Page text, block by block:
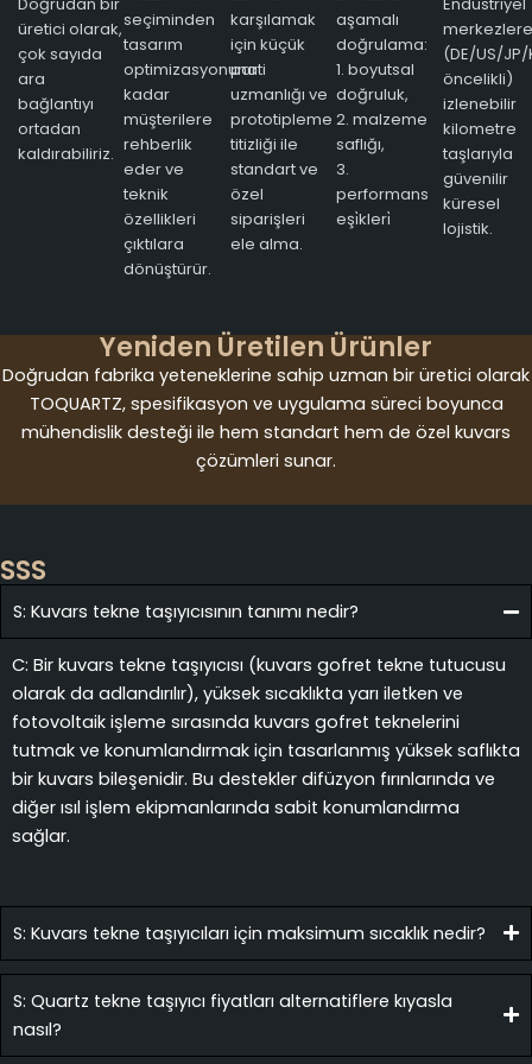
üretici olarak,
çok sayıda
ara
bağlantıyı
ortadan
kaldırabiliriz.
seçiminden
tasarım
optimizasyonuna
kadar
müşterilere
rehberlik
eder ve
teknik
özellikleri
çıktılara
dönüştürür.
karşılamak
için küçük
parti
uzmanlığı ve
prototipleme
titizliği ile
standart ve
özel
siparişleri
ele alma.
aşamalı
doğrulama:
1. boyutsal
doğruluk,
2. malzeme
saflığı,
3.
performans
eşi̇kleri̇
merkezlere
(DE/US/JP/
öncelikli)
izlenebilir
kilometre
taşlarıyla
güvenilir
küresel
lojistik.
Yeniden Üretilen Ürünler
Doğrudan fabrika yeteneklerine sahip uzman bir üretici olarak
TOQUARTZ, spesifikasyon ve uygulama süreci boyunca
mühendislik desteği ile hem standart hem de özel kuvars
çözümleri sunar.
SSS
S: Kuvars tekne taşıyıcısının tanımı nedir?
C: Bir kuvars tekne taşıyıcısı (kuvars gofret tekne tutucusu
olarak da adlandırılır), yüksek sıcaklıkta yarı iletken ve
fotovoltaik işleme sırasında kuvars gofret teknelerini
tutmak ve konumlandırmak için tasarlanmış yüksek saflıkta
bir kuvars bileşenidir. Bu destekler difüzyon fırınlarında ve
diğer ısıl işlem ekipmanlarında sabit konumlandırma
sağlar.
S: Kuvars tekne taşıyıcıları için maksimum sıcaklık nedir?
S: Quartz tekne taşıyıcı fiyatları alternatiflere kıyasla
nasıl?